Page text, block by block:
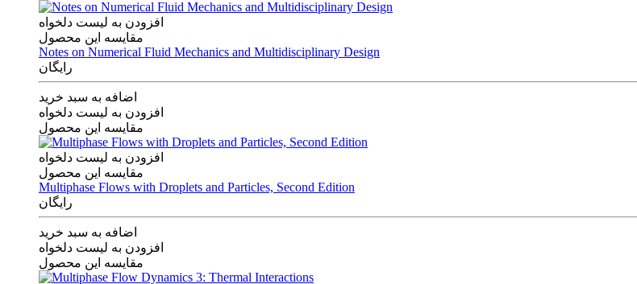
افزودن به لیست دلخواه
مقایسه این محصول
Notes on Numerical Fluid Mechanics and Multidisciplinary Design
رایگان
اضافه به سبد خرید
افزودن به لیست دلخواه
مقایسه این محصول
افزودن به لیست دلخواه
مقایسه این محصول
Multiphase Flows with Droplets and Particles, Second Edition
رایگان
اضافه به سبد خرید
افزودن به لیست دلخواه
مقایسه این محصول